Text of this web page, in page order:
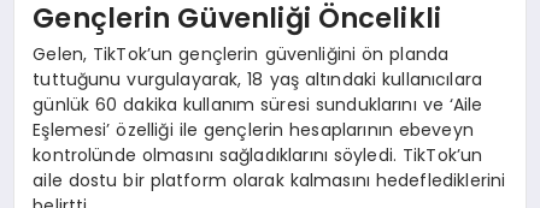
Gençlerin Güvenliği Öncelikli
Gelen, TikTok’un gençlerin güvenliğini ön planda
tuttuğunu vurgulayarak, 18 yaş altındaki kullanıcılara
günlük 60 dakika kullanım süresi sunduklarını ve ‘Aile
Eşlemesi’ özelliği ile gençlerin hesaplarının ebeveyn
kontrolünde olmasını sağladıklarını söyledi. TikTok’un
aile dostu bir platform olarak kalmasını hedeflediklerini